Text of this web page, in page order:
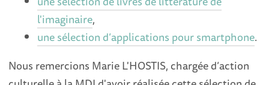
l'imaginaire,
une sélection d’applications pour smartphone.
Nous remercions Marie L'HOSTIS, chargée d’action